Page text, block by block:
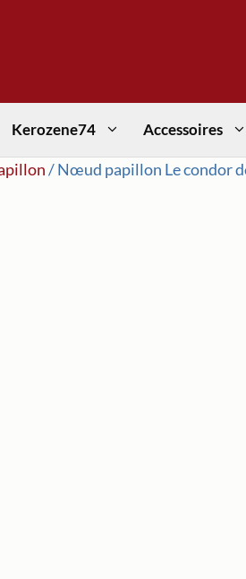
Kerozene74 Accessoires
/ Nœud papillon Le condor